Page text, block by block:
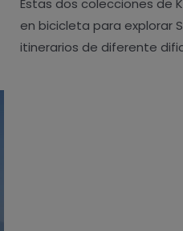
Estas dos colecciones de
en bicicleta para explorar
itinerarios de diferente